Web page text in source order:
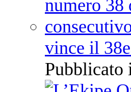
vince il
Pubblicato